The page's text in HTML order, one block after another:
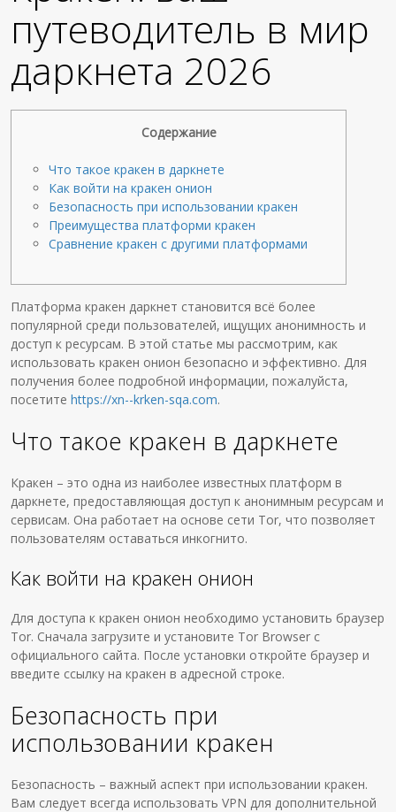
путеводитель в мир
даркнета 2026
Содержание
Что такое кракен в даркнете
Как войти на кракен онион
Безопасность при использовании кракен
Преимущества платформи кракен
Сравнение кракен с другими платформами
Платформа кракен даркнет становится всё более
популярной среди пользователей, ищущих анонимность и
доступ к ресурсам. В этой статье мы рассмотрим, как
использовать кракен онион безопасно и эффективно. Для
получения более подробной информации, пожалуйста,
посетитеhttps://xn--krken-sqa.com.
Что такое кракен в даркнете
Кракен – это одна из наиболее известных платформ в
даркнете, предоставляющая доступ к анонимным ресурсам и
сервисам. Она работает на основе сети Tor, что позволяет
пользователям оставаться инкогнито.
Как войти на кракен онион
Для доступа к кракен онион необходимо установить браузер
Tor. Сначала загрузите и установите Tor Browser с
официального сайта. После установки откройте браузер и
введите ссылку на кракен в адресной строке.
Безопасность при
использовании кракен
Безопасность – важный аспект при использовании кракен.
Вам следует всегда использовать VPN для дополнительной